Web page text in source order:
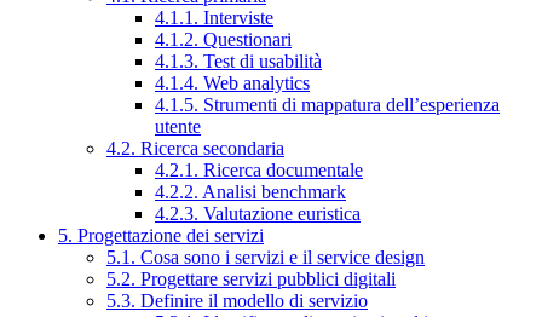
4.1.1. Interviste
4.1.2. Questionari
4.1.3. Test di usabilità
4.1.4. Web analytics
4.1.5. Strumenti di mappatura dell’esperienza
utente
4.2. Ricerca secondaria
4.2.1. Ricerca documentale
4.2.2. Analisi benchmark
4.2.3. Valutazione euristica
5. Progettazione dei servizi
5.1. Cosa sono i servizi e il service design
5.2. Progettare servizi pubblici digitali
5.3. Definire il modello di servizio